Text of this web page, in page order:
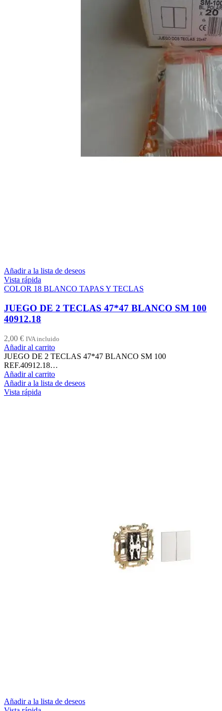
Añadir a la lista de deseos
Vista rápida
COLOR 18 BLANCO TAPAS Y TECLAS
JUEGO DE 2 TECLAS 47*47 BLANCO SM 100
40912.18
2,00 € IVA incluido
Añadir al carrito
JUEGO DE 2 TECLAS 47*47 BLANCO SM 100
REF.40912.18…
Añadir al carrito
Añadir a la lista de deseos
Vista rápida
Añadir a la lista de deseos